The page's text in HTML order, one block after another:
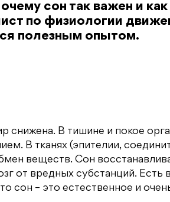
сон так важен и как
по физиологии
полезным опытом.
В тишине и покое
В тканях (эпителии,
веществ. Сон
от вредных субстанций. Есть
сон – это естественное и